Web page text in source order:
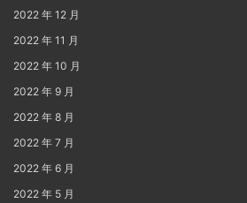
2022 年 12 月
2022 年 11 月
2022 年 10 月
2022 年 9 月
2022 年 8 月
2022 年 7 月
2022 年 6 月
2022 年 5 月